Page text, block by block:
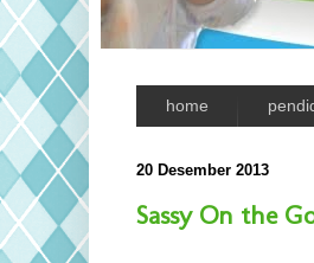
home
20 Desember 2013
Sassy On the